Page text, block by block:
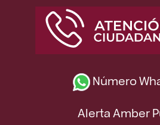
Número
Alerta Amber